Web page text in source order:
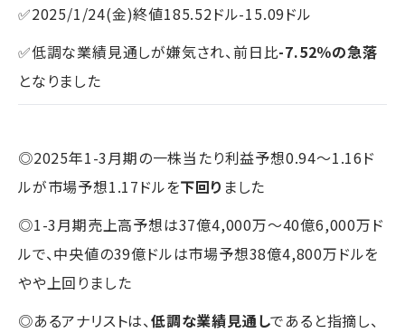
✅2025/1/24(金)終値185.52ドル-15.09ドル
✅低調な業績見通しが嫌気され、前日比-7.52％の急落
となりました
◎2025年1-3月期の一株当たり利益予想0.94～1.16ド
ルが市場予想1.17ドルを下回り ました
◎1-3月期売上高予想は37億4,000万～40億6,000万ド
ルで、中央値の39億ドルは市場予想38億4,800万ドルを
やや上回りました
◎あるアナリストは、低調な業績見通しであると指摘し、